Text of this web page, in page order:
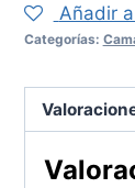
Añadir
Categorías: